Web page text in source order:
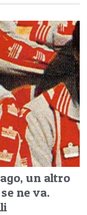
un altro
ne va.